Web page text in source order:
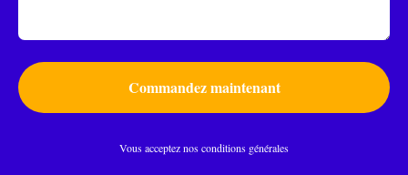
Commandez maintenant
Vous acceptez nos conditions générales